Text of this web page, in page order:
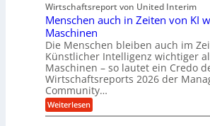
m
e
h
r
T
e
H
y
d
r
a
u
l
i
l
l
c
h
u
t
z
s
c
h
l
g
u
l
a
T
e
c
h
n
o
l
o
Wirtschaftsreport von United Interim
Menschen auch in Zeiten von KI
Maschinen
Die Menschen bleiben auch im
Künstlicher Intelligenz wichtiger
Maschinen – so lautet ein Credo
Wirtschaftsreports 2026 der
Community…
Weiterlesen:
M